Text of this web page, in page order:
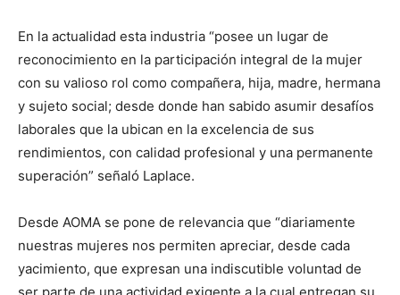
En la actualidad esta industria “posee un lugar de
reconocimiento en la participación integral de la mujer
con su valioso rol como compañera, hija, madre, hermana
y sujeto social; desde donde han sabido asumir desafíos
laborales que la ubican en la excelencia de sus
rendimientos, con calidad profesional y una permanente
superación” señaló Laplace.
Desde AOMA se pone de relevancia que “diariamente
nuestras mujeres nos permiten apreciar, desde cada
yacimiento, que expresan una indiscutible voluntad de